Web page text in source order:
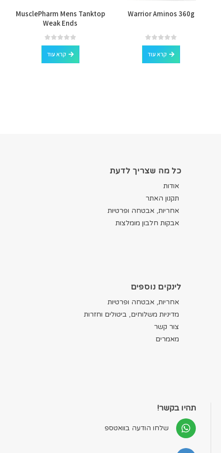
Warrior Aminos 360g
0
out of 5
קרא עוד
MusclePharm Mens Tanktop
Weak Ends
0
out of 5
קרא עוד
כל מה שצריך לדעת
אודות
תקנון האתר
אחריות, אבטחה ופרטיות
אבקות חלבון מומלצות
לינקים נוספים
אחריות, אבטחה ופרטיות
מדיניות משלוחים, ביטולים וחזרות
צור קשר
מאמרים
תהיו בקשר!
שלחו הודעה בוואטספ